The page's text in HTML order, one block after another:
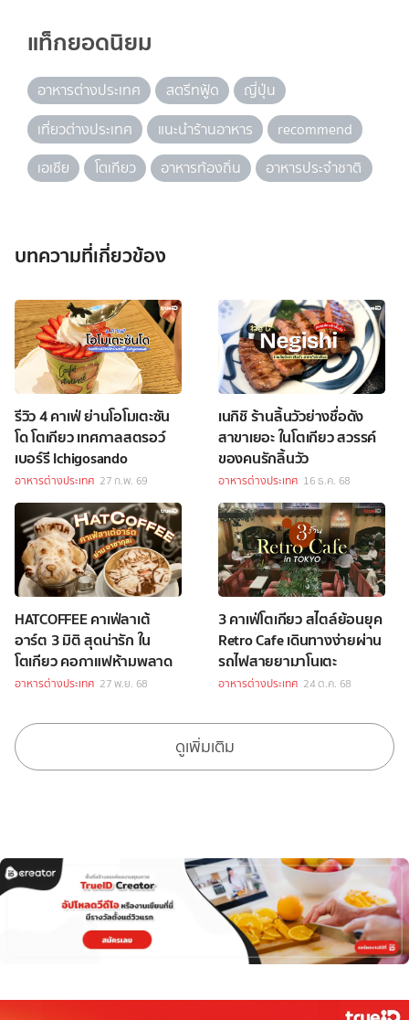
แท็กยอดนิยม
อาหารต่างประเทศ สตรีทฟู้ด
ญี่ปุ่น
เที่ยวต่างประเทศ
แนะนำร้านอาหาร
recommend
เอเชีย
โตเกียว อาหารท้องถิ่น อาหารประจำชาติ
บทความที่เกี่ยวข้อง
รีวิว 4 คาเฟ่ ย่านโอโมเตะซัน
โด โตเกียว เทศกาลสตรอว์
เบอร์รี Ichigosando
อาหารต่างประเทศ 27 ก.พ. 69
เนกิชิ ร้านลิ้นวัวย่างชื่อดัง
สาขาเยอะ ในโตเกียว สวรรค์
ของคนรักลิ้นวัว
อาหารต่างประเทศ 16 ธ.ค. 68
HATCOFFEE คาเฟ่ลาเต้
อาร์ต 3 มิติ สุดน่ารัก ใน
โตเกียว คอกาแฟห้ามพลาด
อาหารต่างประเทศ 27 พ.ย. 68
3 คาเฟ่โตเกียว สไตล์ย้อนยุค
Retro Cafe เดินทางง่ายผ่าน
รถไฟสายยามาโนเตะ
อาหารต่างประเทศ 24 ต.ค. 68
ดูเพิ่มเติม